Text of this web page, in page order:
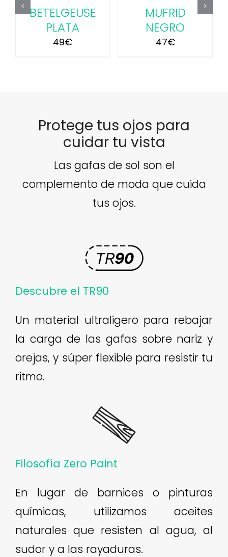
MUFRID
CIH
Protege tus ojos para
cuidar tu vista
Las gafas de sol son el
complemento de moda que cuida
tus ojos.
Descubre el TR90
Un material ultraligero para rebajar
la carga de las gafas sobre nariz y
orejas, y súper flexible para resistir tu
ritmo.
Filosofía Zero Paint
En lugar de barnices o pinturas
químicas, utilizamos aceites
naturales que resisten al agua, al
sudor y a las rayaduras.